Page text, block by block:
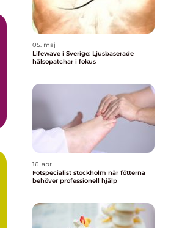
05. maj
Lifewave i Sverige: Ljusbaserade
hälsopatchar i fokus
16. apr
Fotspecialist stockholm när fötterna
behöver professionell hjälp